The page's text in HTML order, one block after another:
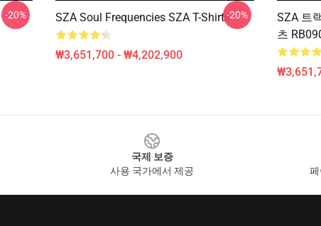
-20% SZA Soul Frequencies SZA T-Shirts
₩3,651,700 - ₩4,202,900
-20%
SZA 트
츠
국제 보증
사용 국가에서 제공